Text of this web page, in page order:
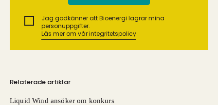
Jag godkänner att Bioenergi lagrar mina
personuppgifter.
Läs mer om vår integritetspolicy
Relaterade artiklar
Liquid Wind ansöker om konkurs